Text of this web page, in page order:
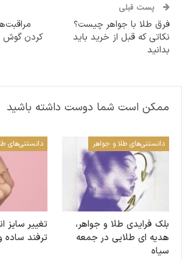
پست قبلی
فرق طلا با جواهر چیست؟
نکاتی که قبل از خرید باید
بدانید
کردن گوش
ممکن است شما دوست داشته باشید
دانستنی‌های طلا و جواهر
بلک فرایدی طلا و جواهر،
هدیه ای طلایی در جمعه
سیاه
دانستنی‌های
تغییر سایز
ترفند ساده